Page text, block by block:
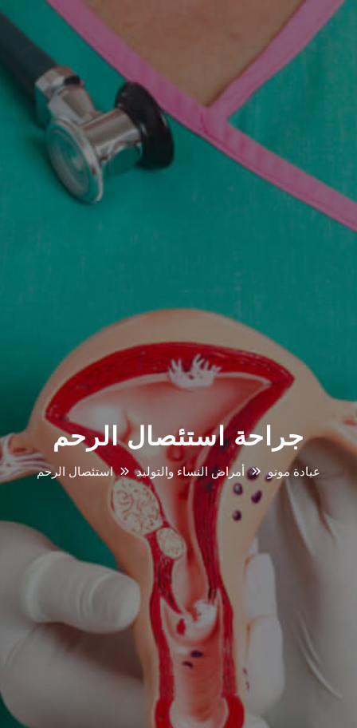
جراحة استئصال الرحم
عيادة مونو أمراض النساء والتوليد استئصال الرحم